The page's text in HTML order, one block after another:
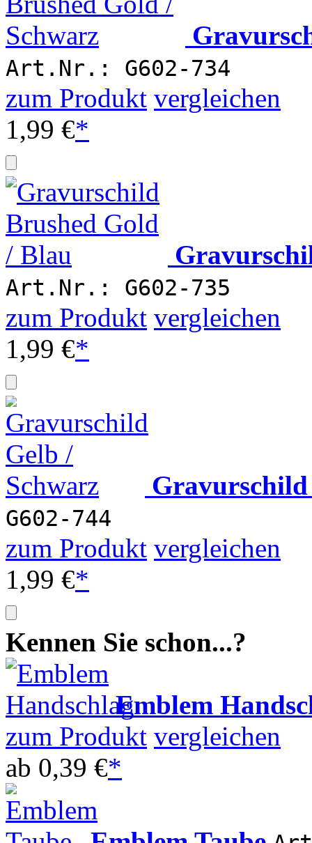
Art.Nr.: G602-734
zum Produkt vergleichen
1,99 €*
Art.Nr.: G602-735
zum Produkt vergleichen
1,99 €*
G602-744
zum Produkt vergleichen
1,99 €*
Kennen Sie schon...?
Emblem
zum Produkt vergleichen
ab 0,39 €*